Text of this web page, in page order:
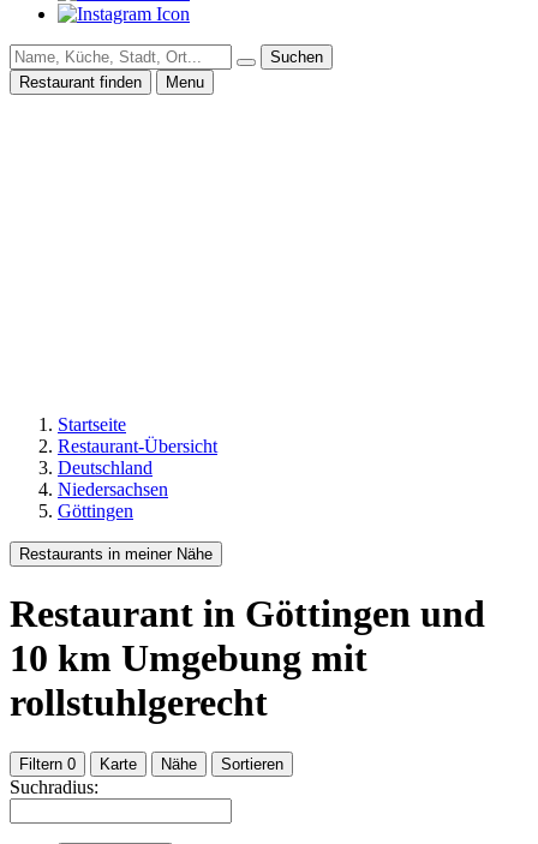
Suchen
Restaurant finden
Menu
Startseite
Restaurant-Übersicht
Deutschland
Niedersachsen
Göttingen
Restaurants in meiner Nähe
Restaurant in Göttingen und
10 km Umgebung mit
rollstuhlgerecht
Filtern 0 Karte Nähe Sortieren
Suchradius: